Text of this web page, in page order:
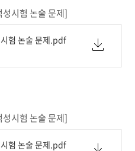
시험 논술 문제]
험 논술 문제.pdf
시험 논술 문제]
험 논술 문제.pdf